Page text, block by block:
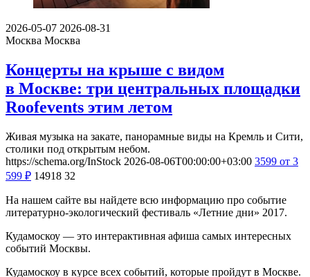
2026-05-07 2026-08-31
Москва Москва
Концерты на крыше с видом
в Москве: три центральных площадки
Roofevents этим летом
Живая музыка на закате, панорамные виды на Кремль и Сити,
столики под открытым небом.
https://schema.org/InStock 2026-08-06T00:00:00+03:00 3599 от 3
599 ₽ 14918 32
На нашем сайте вы найдете всю информацию про событие
литературно-экологический фестиваль «Летние дни» 2017.
Кудамоскоу — это интерактивная афиша самых интересных
событий Москвы.
Кудамоскоу в курсе всех событий, которые пройдут в Москве.